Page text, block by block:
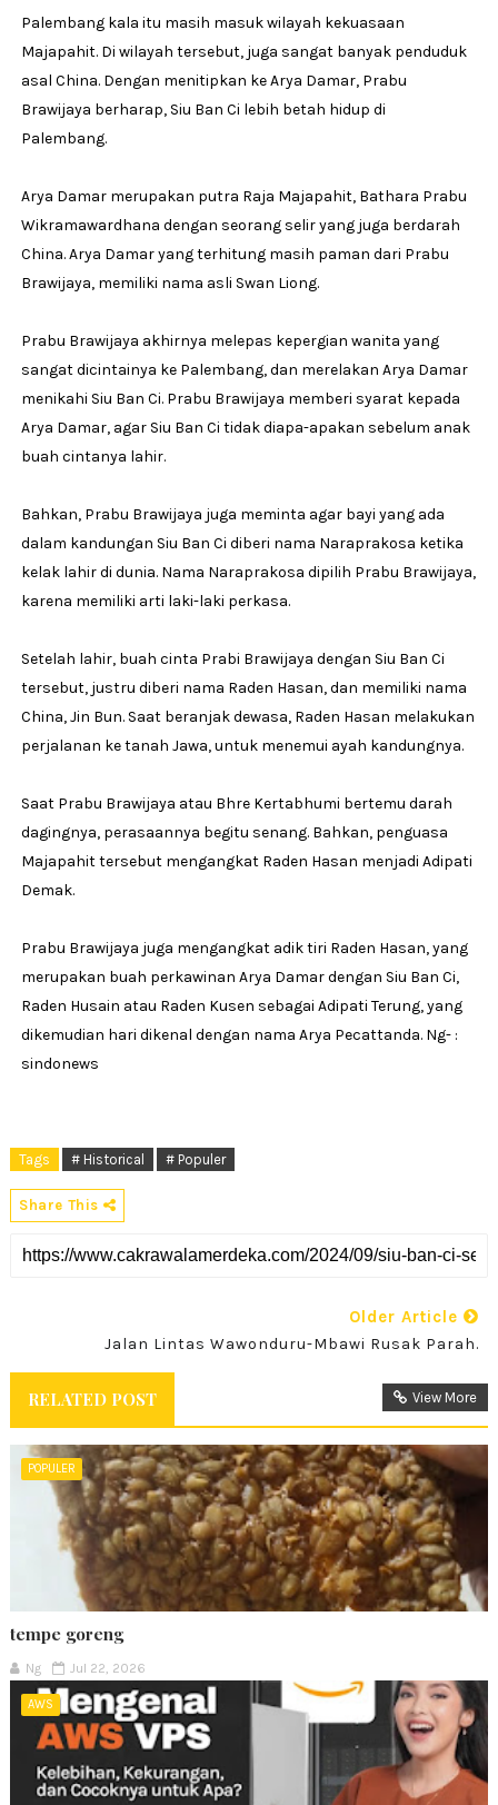
Palembang kala itu masih masuk wilayah kekuasaan
Majapahit. Di wilayah tersebut, juga sangat banyak penduduk
asal China. Dengan menitipkan ke Arya Damar, Prabu
Brawijaya berharap, Siu Ban Ci lebih betah hidup di
Palembang.
Arya Damar merupakan putra Raja Majapahit, Bathara Prabu
Wikramawardhana dengan seorang selir yang juga berdarah
China. Arya Damar yang terhitung masih paman dari Prabu
Brawijaya, memiliki nama asli Swan Liong.
Prabu Brawijaya akhirnya melepas kepergian wanita yang
sangat dicintainya ke Palembang, dan merelakan Arya Damar
menikahi Siu Ban Ci. Prabu Brawijaya memberi syarat kepada
Arya Damar, agar Siu Ban Ci tidak diapa-apakan sebelum anak
buah cintanya lahir.
Bahkan, Prabu Brawijaya juga meminta agar bayi yang ada
dalam kandungan Siu Ban Ci diberi nama Naraprakosa ketika
kelak lahir di dunia. Nama Naraprakosa dipilih Prabu Brawijaya,
karena memiliki arti laki-laki perkasa.
Setelah lahir, buah cinta Prabi Brawijaya dengan Siu Ban Ci
tersebut, justru diberi nama Raden Hasan, dan memiliki nama
China, Jin Bun. Saat beranjak dewasa, Raden Hasan melakukan
perjalanan ke tanah Jawa, untuk menemui ayah kandungnya.
Saat Prabu Brawijaya atau Bhre Kertabhumi bertemu darah
dagingnya, perasaannya begitu senang. Bahkan, penguasa
Majapahit tersebut mengangkat Raden Hasan menjadi Adipati
Demak.
Prabu Brawijaya juga mengangkat adik tiri Raden Hasan, yang
merupakan buah perkawinan Arya Damar dengan Siu Ban Ci,
Raden Husain atau Raden Kusen sebagai Adipati Terung, yang
dikemudian hari dikenal dengan nama Arya Pecattanda. Ng- :
sindonews
Tags # Historical # Populer
Share This
Older Article
Jalan Lintas Wawonduru-Mbawi Rusak Parah.
RELATED POST View More
POPULER
tempe goreng
Ng Jul 22, 2026
AWS